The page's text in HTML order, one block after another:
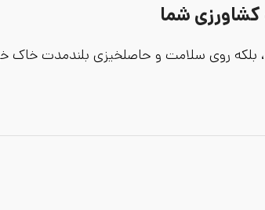
شما
روی سلامت و حاصلخیزی بلندمدت خاک